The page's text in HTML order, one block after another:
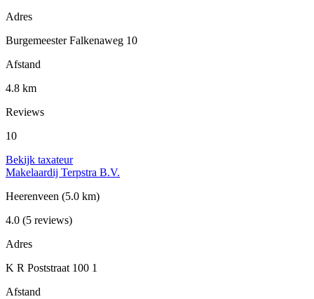
Adres
Burgemeester Falkenaweg 10
Afstand
4.8 km
Reviews
10
Bekijk taxateur
Makelaardij Terpstra B.V.
Heerenveen (5.0 km)
4.0 (5 reviews)
Adres
K R Poststraat 100 1
Afstand